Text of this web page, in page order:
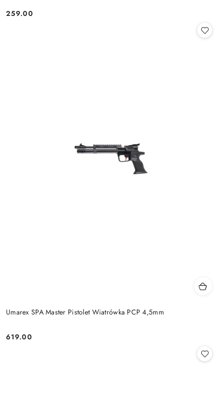
Cena:
259.00
Umarex SPA Master Pistolet Wiatrówka PCP 4,5mm
Cena:
619.00